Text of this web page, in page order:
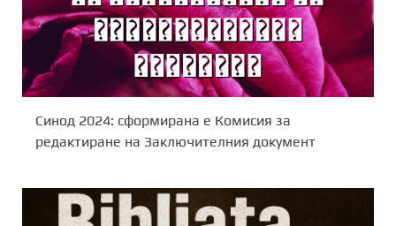
Синод 2024: сформирана е Комисия за
редактиране на Заключителния документ